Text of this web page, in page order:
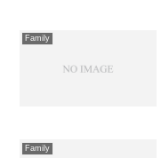
Family
Family